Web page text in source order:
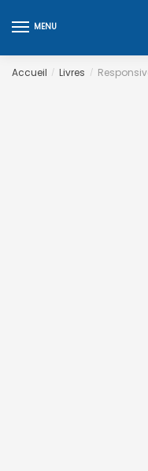
to
to
MENU
Accueil / Livres /